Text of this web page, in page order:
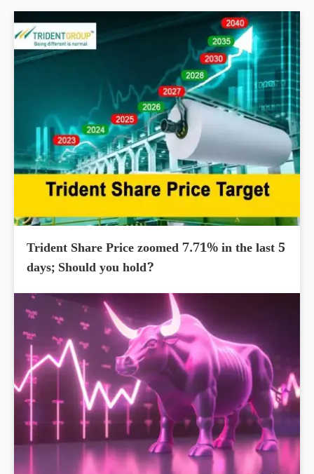
Trident Share Price zoomed 7.71% in the last 5
days; Should you hold?